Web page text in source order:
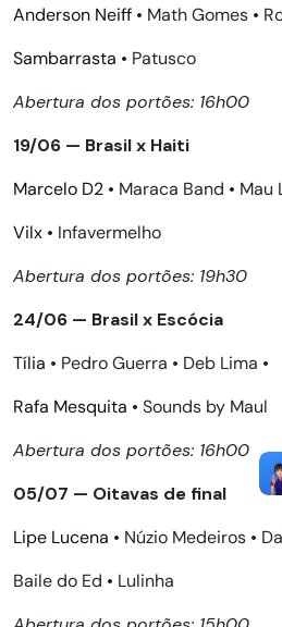
Anderson Neiff • Math Gomes •
Sambarrasta • Patusco
Abertura dos portões: 16h00
19/06 — Brasil x Haiti
Marcelo D2 • Maraca Band • Mau
Vilx • Infavermelho
Abertura dos portões: 19h30
24/06 — Brasil x Escócia
Tília • Pedro Guerra • Deb Lima •
Rafa Mesquita • Sounds by Maul
Abertura dos portões: 16h00
05/07 — Oitavas de final
Lipe Lucena • Núzio Medeiros •
Baile do Ed • Lulinha